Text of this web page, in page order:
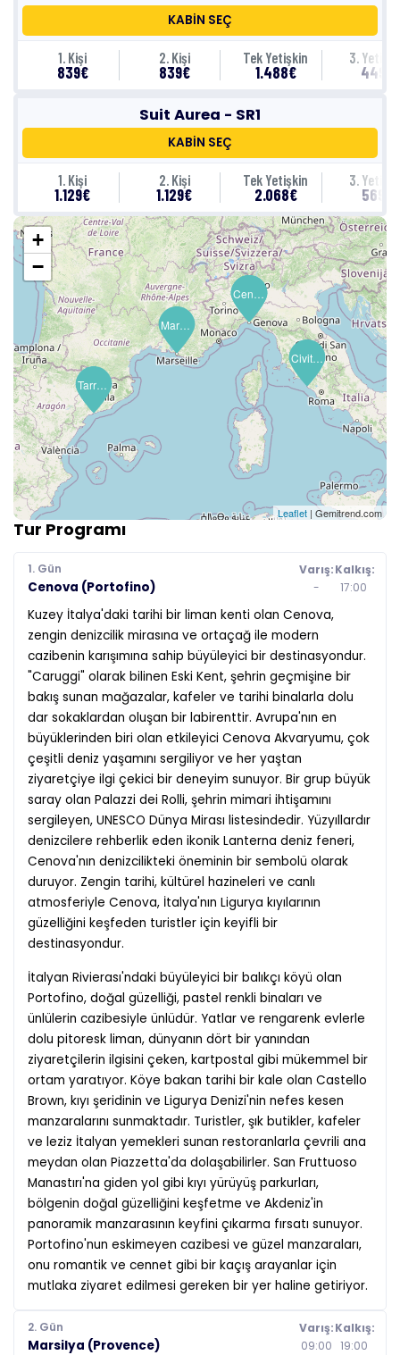
KABİN SEÇ
1. Kişi
839€
2. Kişi
839€
Tek Yetişkin
1.488€
3.
449€
Suit Aurea - SR1
KABİN SEÇ
1. Kişi
1.129€
2. Kişi
1.129€
Tek Yetişkin
2.068€
3.
569€
Cenova (Portofino)
Marsilya (Provence)
Tarragona
Civitavecchia (Roma)
Cenova (Portofino)
+
−
Leaflet | Gemitrend.com
Tur Programı
1. Gün
Cenova (Portofino)
Varış:
-
Kalkış:
17:00
Kuzey İtalya'daki tarihi bir liman kenti olan Cenova,
zengin denizcilik mirasına ve ortaçağ ile modern
cazibenin karışımına sahip büyüleyici bir destinasyondur.
"Caruggi" olarak bilinen Eski Kent, şehrin geçmişine bir
bakış sunan mağazalar, kafeler ve tarihi binalarla dolu
dar sokaklardan oluşan bir labirenttir. Avrupa'nın en
büyüklerinden biri olan etkileyici Cenova Akvaryumu, çok
çeşitli deniz yaşamını sergiliyor ve her yaştan
ziyaretçiye ilgi çekici bir deneyim sunuyor. Bir grup büyük
saray olan Palazzi dei Rolli, şehrin mimari ihtişamını
sergileyen, UNESCO Dünya Mirası listesindedir. Yüzyıllardır
denizcilere rehberlik eden ikonik Lanterna deniz feneri,
Cenova'nın denizcilikteki öneminin bir sembolü olarak
duruyor. Zengin tarihi, kültürel hazineleri ve canlı
atmosferiyle Cenova, İtalya'nın Ligurya kıyılarının
güzelliğini keşfeden turistler için keyifli bir
destinasyondur.
İtalyan Rivierası'ndaki büyüleyici bir balıkçı köyü olan
Portofino, doğal güzelliği, pastel renkli binaları ve
ünlülerin cazibesiyle ünlüdür. Yatlar ve rengarenk evlerle
dolu pitoresk liman, dünyanın dört bir yanından
ziyaretçilerin ilgisini çeken, kartpostal gibi mükemmel bir
ortam yaratıyor. Köye bakan tarihi bir kale olan Castello
Brown, kıyı şeridinin ve Ligurya Denizi'nin nefes kesen
manzaralarını sunmaktadır. Turistler, şık butikler, kafeler
ve leziz İtalyan yemekleri sunan restoranlarla çevrili ana
meydan olan Piazzetta'da dolaşabilirler. San Fruttuoso
Manastırı'na giden yol gibi kıyı yürüyüş parkurları,
bölgenin doğal güzelliğini keşfetme ve Akdeniz'in
panoramik manzarasının keyfini çıkarma fırsatı sunuyor.
Portofino'nun eskimeyen cazibesi ve güzel manzaraları,
onu romantik ve cennet gibi bir kaçış arayanlar için
mutlaka ziyaret edilmesi gereken bir yer haline getiriyor.
2. Gün
Marsilya (Provence)
Varış:
09:00
Kalkış:
19:00